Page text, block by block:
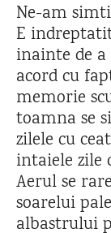
Ne-am
E
inainte de
acord cu
memorie
toamna se
zilele cu
intaiele zile
Aerul se
soarelui
albastrului